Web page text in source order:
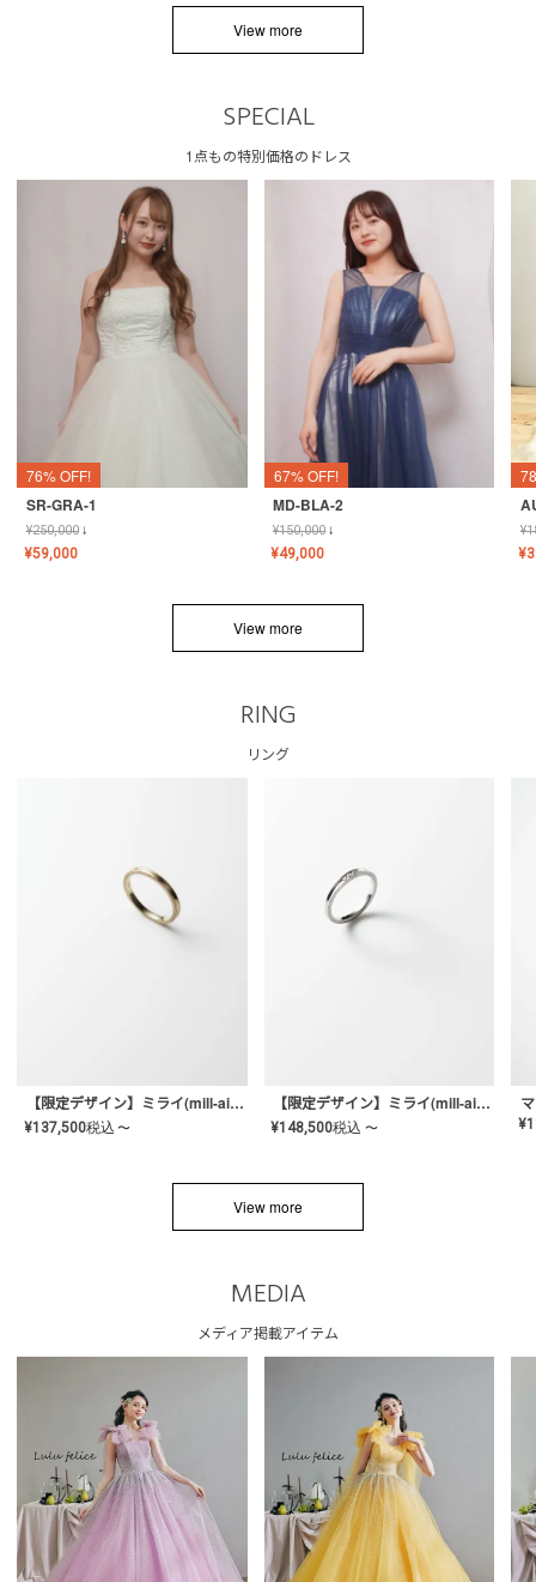
View more
SPECIAL
1点もの特別価格のドレス
76% OFF!
SR-GRA-1
¥250,000↓
¥59,000
67% OFF!
MD-BLA-2
¥150,000↓
¥49,000
¥
¥
View more
RING
リング
【限定デザイン】ミライ(mill-ai)リング
¥137,500税込 〜
【限定デザイン】ミライ(mill-ai)リング
¥148,500税込 〜 ¥
View more
MEDIA
メディア掲載アイテム